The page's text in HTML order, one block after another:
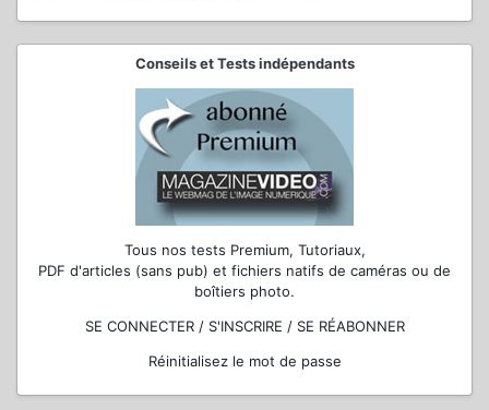
Conseils et Tests indépendants
Tous nos tests Premium, Tutoriaux,
PDF d'articles (sans pub) et fichiers natifs de caméras ou de
boîtiers photo.
SE CONNECTER / S'INSCRIRE / SE RÉABONNER
Réinitialisez le mot de passe